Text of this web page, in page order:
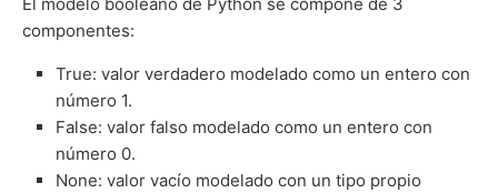
componentes:
True: valor verdadero modelado como un entero con
número 1.
False: valor falso modelado como un entero con
número 0.
None: valor vacío modelado con un tipo propio